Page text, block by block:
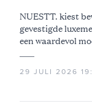
NUESTT. kiest
gevestigde
een waardevol
29 JULI 2026